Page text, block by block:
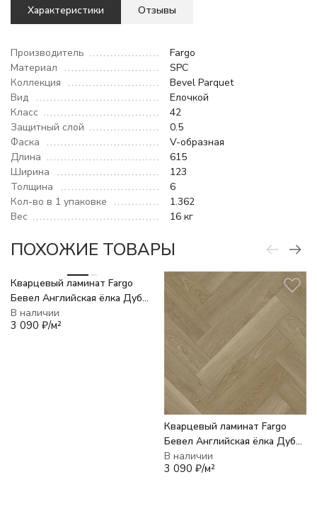
Характеристики Отзывы
Производитель
Fargo
Материал
SPC
Коллекция
Bevel Parquet
Вид
Елочкой
Класс
42
Защитный слой
0.5
Фаска
V-образная
Длина
615
Ширина
123
Толщина
6
Кол-во в 1 упаковке
1.362
Вес
16 кг
ПОХОЖИЕ ТОВАРЫ
Кварцевый ламинат Fargo
Бевел Английская ёлка Дуб
Севилья 33-2105
В наличии
3 090 ₽/м²
Кварцевый ламинат Fargo
Бевел Английская ёлка Дуб
Античный 33-2123-31
В наличии
3 090 ₽/м²